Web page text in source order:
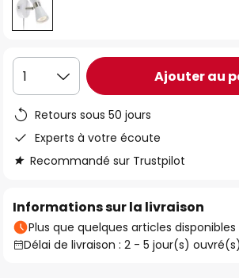
1 Ajouter au
Retours sous 50 jours
Experts à votre écoute
Recommandé sur Trustpilot
Informations sur la livraison
Plus que quelques articles disponibles
Délai de livraison : 2 - 5 jour(s) ouvré(s)